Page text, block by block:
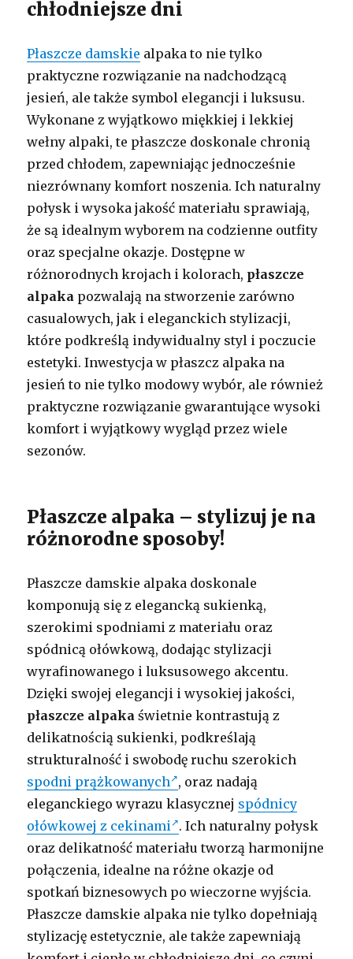
chłodniejsze dni
Płaszcze damskie alpaka to nie tylko
praktyczne rozwiązanie na nadchodzącą
jesień, ale także symbol elegancji i luksusu.
Wykonane z wyjątkowo miękkiej i lekkiej
wełny alpaki, te płaszcze doskonale chronią
przed chłodem, zapewniając jednocześnie
niezrównany komfort noszenia. Ich naturalny
połysk i wysoka jakość materiału sprawiają,
że są idealnym wyborem na codzienne outfity
oraz specjalne okazje. Dostępne w
różnorodnych krojach i kolorach, płaszcze
alpaka pozwalają na stworzenie zarówno
casualowych, jak i eleganckich stylizacji,
które podkreślą indywidualny styl i poczucie
estetyki. Inwestycja w płaszcz alpaka na
jesień to nie tylko modowy wybór, ale również
praktyczne rozwiązanie gwarantujące wysoki
komfort i wyjątkowy wygląd przez wiele
sezonów.
Płaszcze alpaka – stylizuj je na
różnorodne sposoby!
Płaszcze damskie alpaka doskonale
komponują się z elegancką sukienką,
szerokimi spodniami z materiału oraz
spódnicą ołówkową, dodając stylizacji
wyrafinowanego i luksusowego akcentu.
Dzięki swojej elegancji i wysokiej jakości,
płaszcze alpaka świetnie kontrastują z
delikatnością sukienki, podkreślają
strukturalność i swobodę ruchu szerokich
spodni prążkowanych , oraz nadają
eleganckiego wyrazu klasycznej spódnicy
ołówkowej z cekinami . Ich naturalny połysk
oraz delikatność materiału tworzą harmonijne
połączenia, idealne na różne okazje od
spotkań biznesowych po wieczorne wyjścia.
Płaszcze damskie alpaka nie tylko dopełniają
stylizację estetycznie, ale także zapewniają